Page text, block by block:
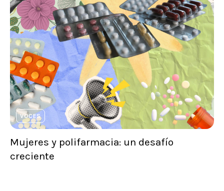
VOCES
Mujeres y polifarmacia: un desafío
creciente